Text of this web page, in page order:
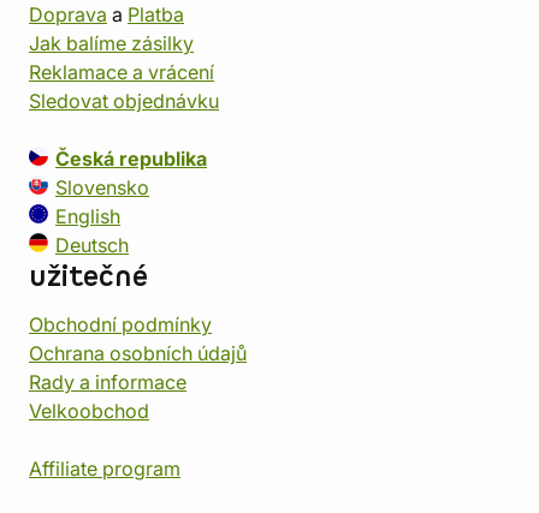
Doprava a Platba
Jak balíme zásilky
Reklamace a vrácení
Sledovat objednávku
Česká republika
Slovensko
English
Deutsch
užitečné
Obchodní podmínky
Ochrana osobních údajů
Rady a informace
Velkoobchod
Affiliate program